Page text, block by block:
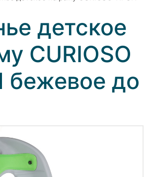
детское
CURIOSO
бежевое до